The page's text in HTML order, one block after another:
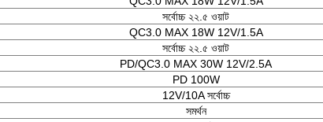
সর্বোচ্চ ২২.৫ ওয়াট
QC3.0 MAX 18W 12V/1.5A
সর্বোচ্চ ২২.৫ ওয়াট
PD/QC3.0 MAX 30W 12V/2.5A
PD 100W
12V/10A সর্বোচ্চ
সমর্থন